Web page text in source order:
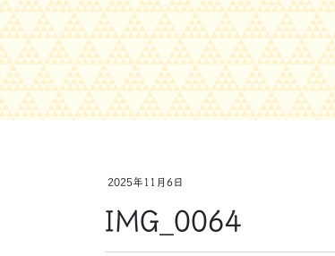
移
動
2025年11月6日
IMG_0064